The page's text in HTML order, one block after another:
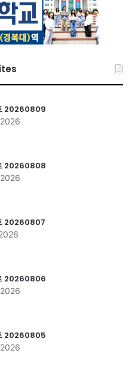
20260809
20260808
20260807
20260806
20260805